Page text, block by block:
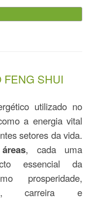
FENG SHUI
utilizado no
a energia vital
setores da vida.
, cada uma
essencial da
prosperidade,
carreira e